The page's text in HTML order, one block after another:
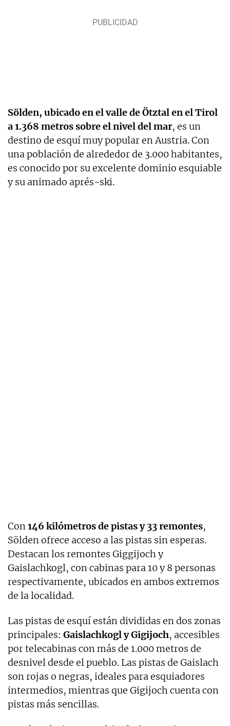
Sölden, ubicado en el valle de Ötztal en el Tirol
a 1.368 metros sobre el nivel del mar, es un
destino de esquí muy popular en Austria. Con
una población de alrededor de 3.000 habitantes,
es conocido por su excelente dominio esquiable
y su animado aprés-ski.
Con146 kilómetros de pistas y 33 remontes,
Sölden ofrece acceso a las pistas sin esperas.
Destacan los remontes Giggijoch y
Gaislachkogl, con cabinas para 10 y 8 personas
respectivamente, ubicados en ambos extremos
de la localidad.
Las pistas de esquí están divididas en dos zonas
principales: Gaislachkogl y Gigijoch, accesibles
por telecabinas con más de 1.000 metros de
desnivel desde el pueblo. Las pistas de Gaislach
son rojas o negras, ideales para esquiadores
intermedios, mientras que Gigijoch cuenta con
pistas más sencillas.